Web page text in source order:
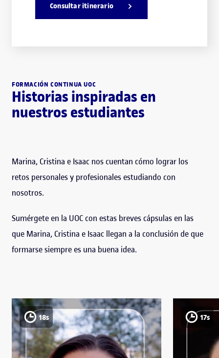
Consultar itinerario
FORMACIÓN CONTINUA UOC
Historias inspiradas en
nuestros estudiantes
Marina, Cristina e Isaac nos cuentan cómo lograr los
retos personales y profesionales estudiando con
nosotros.
Sumérgete en la UOC con estas breves cápsulas en las
que Marina, Cristina e Isaac llegan a la conclusión de que
formarse siempre es una buena idea.
18s 17s